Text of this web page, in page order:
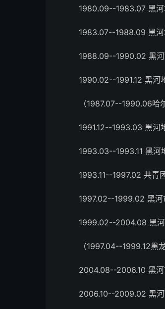
1980.09--1983.07 黑河
1983.07--1988.09 黑河
1988.09--1990.02 黑河
1990.02--1991.12 黑河地
（1987.07--1990.06哈尔
1991.12--1993.03 黑河地
1993.03--1993.11 黑河
1993.11--1997.02 共青
1997.02--1999.02 黑河
1999.02--2004.08 黑河
（1997.04--1999.12黑龙
2004.08--2006.10 黑河
2006.10--2009.02 黑河